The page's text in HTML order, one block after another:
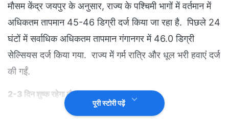
मौसम केंद्र जयपुर के अनुसार, राज्य के पश्चिमी भागों में वर्तमान में
अधिकतम तापमान 45-46 डिग्री दर्ज किया जा रहा है. पिछले 24
घंटों में सर्वाधिक अधिकतम तापमान गंगानगर में 46.0 डिग्री
सेल्सियस दर्ज किया गया. राज्य में गर्म रात्रि और धूल भरी हवाएं दर्ज
की गईं.
2-3 दिन शुष्क रहेगा मौसम
इसके अनुसार, इस सप्ताह आगामी 2-3 दिन राज्य के अधिकतर भागों
पूरी स्टोरी पढ़ें